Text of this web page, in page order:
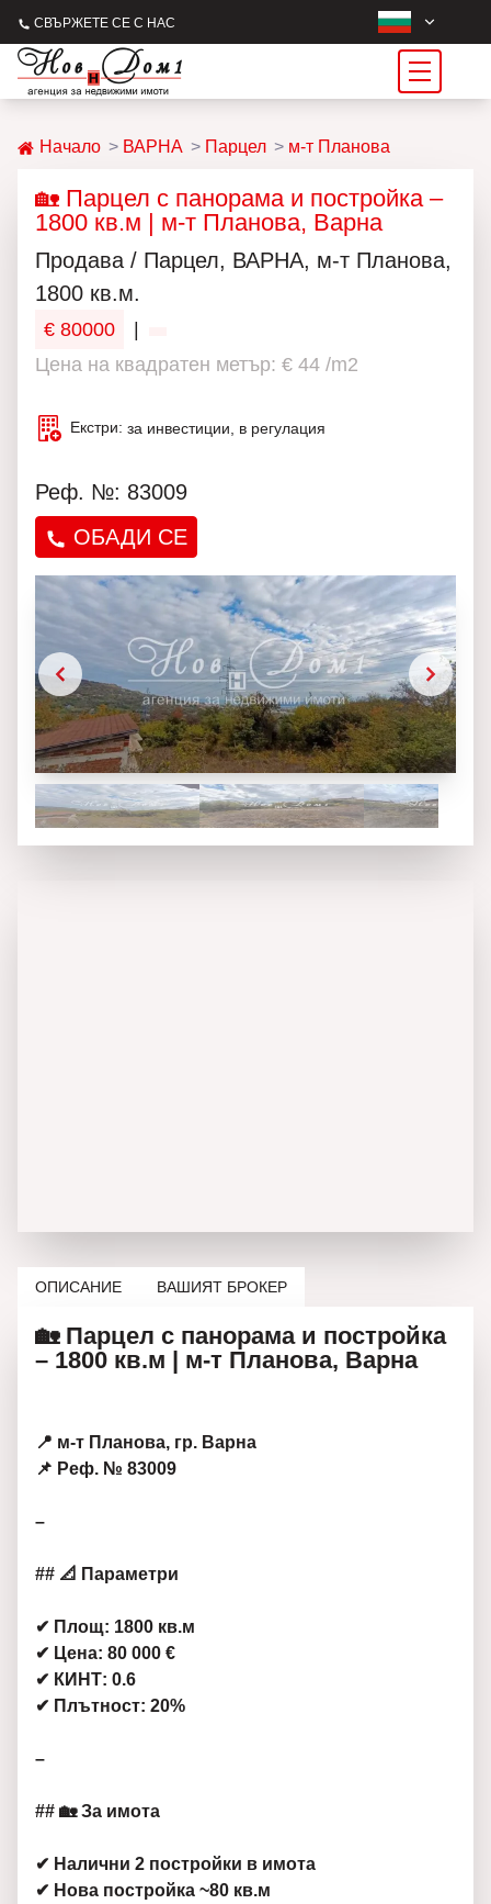
СВЪРЖЕТЕ СЕ С НАС
Начало ВАРНА Парцел м-т Планова
🏡 Парцел с панорама и постройка –
1800 кв.м | м-т Планова, Варна
Продава / Парцел, ВАРНА, м-т Планова,
1800 кв.м.
€ 80000
Цена на квадратен метър: € 44 /m2
Екстри: за инвестиции, в регулация
Реф. №: 83009
ОБАДИ СЕ
ОПИСАНИЕ ВАШИЯТ БРОКЕР
🏡 Парцел с панорама и постройка
– 1800 кв.м | м-т Планова, Варна
📍 м-т Планова, гр. Варна
📌 Реф. № 83009
–
## 📐 Параметри
✔ Площ: 1800 кв.м
✔ Цена: 80 000 €
✔ КИНТ: 0.6
✔ Плътност: 20%
–
## 🏡 За имота
✔ Налични 2 постройки в имота
✔ Нова постройка ~80 кв.м